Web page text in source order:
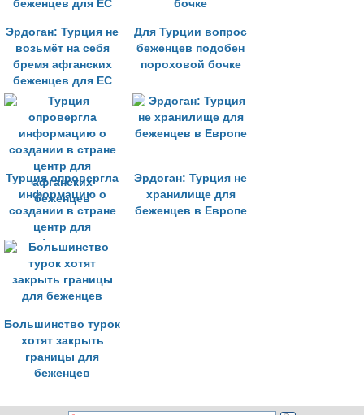
Эрдоган: Турция не
возьмёт на себя
бремя афганских
беженцев для ЕС
Для Турции вопрос
беженцев подобен
пороховой бочке
Турция опровергла
информацию о
создании в стране
центр для
афганских
беженцев
Эрдоган: Турция не
хранилище для
беженцев в Европе
Большинство турок
хотят закрыть
границы для
беженцев